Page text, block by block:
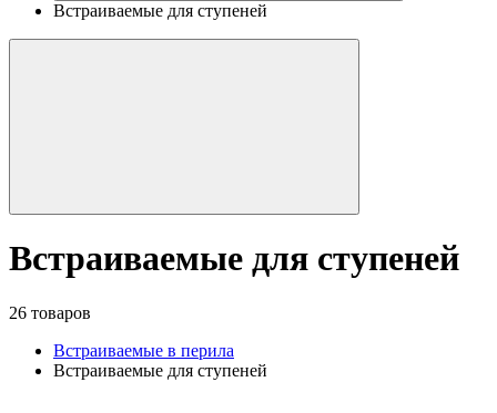
Встраиваемые для ступеней
Встраиваемые для ступеней
26 товаров
Встраиваемые в перила
Встраиваемые для ступеней